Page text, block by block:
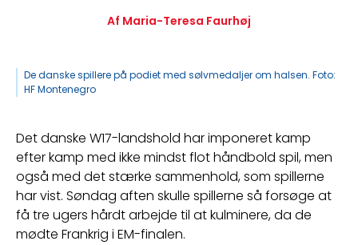
Af Maria-Teresa Faurhøj
De danske spillere på podiet med sølvmedaljer om halsen. Foto:
HF Montenegro
Det danske W17-landshold har imponeret kamp
efter kamp med ikke mindst flot håndbold spil, men
også med det stærke sammenhold, som spillerne
har vist. Søndag aften skulle spillerne så forsøge at
få tre ugers hårdt arbejde til at kulminere, da de
mødte Frankrig i EM-finalen.